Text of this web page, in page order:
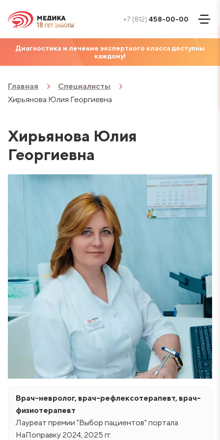
+7 (812) 458-00-00
Диагностика и лечение экспертного класса доступны
каждому!
Главная
Специалисты
Хирьянова Юлия Георгиевна
Хирьянова Юлия
Георгиевна
Врач-невролог, врач-рефлексотерапевт, врач-
физиотерапевт
Лауреат премии "Выбор пациентов" портала
НаПоправку 2024, 2025 гг.